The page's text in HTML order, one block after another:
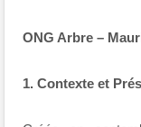
ONG Arbre –
1. Contexte et